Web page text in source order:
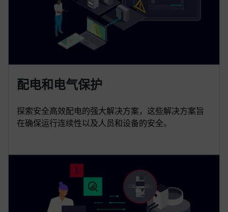
配电和电气保护
探索安全高效配电的强大解决方案，这些解决方案旨
在确保运行连续性以及人员和设备的安全。